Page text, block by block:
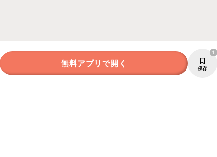
無料アプリで開く 保存
1